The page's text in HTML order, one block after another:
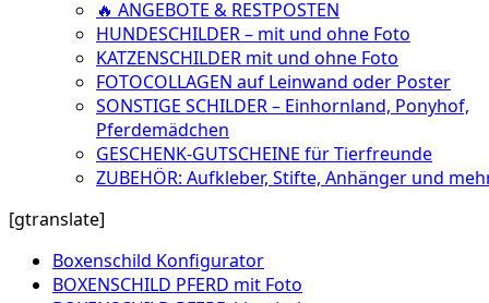
🔥 ANGEBOTE & RESTPOSTEN
HUNDESCHILDER – mit und ohne Foto
KATZENSCHILDER mit und ohne Foto
FOTOCOLLAGEN auf Leinwand oder Poster
SONSTIGE SCHILDER – Einhornland, Ponyhof,
Pferdemädchen
GESCHENK-GUTSCHEINE für Tierfreunde
ZUBEHÖR: Aufkleber, Stifte, Anhänger und
[gtranslate]
Boxenschild Konfigurator
BOXENSCHILD PFERD mit Foto